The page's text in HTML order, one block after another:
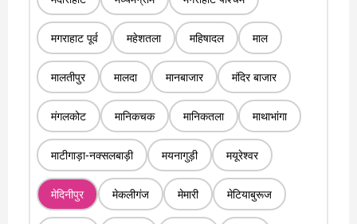
मगराहाट पूर्व महेशतला महिषादल माल
मालतीपुर मालदा मानबाजार मंदिर बाजार
मंगलकोट मानिकचक मानिकतला माथाभांगा
माटीगाड़ा-नक्सलबाड़ी मयनागुड़ी मयूरेश्वर
मेदिनीपुर मेकलीगंज मेमारी मेटियाबुरूज